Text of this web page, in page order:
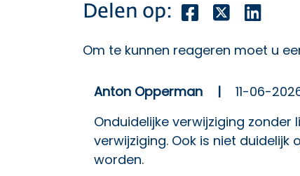
Delen op: Deel dit bericht
Deel ditDeel
Om te kunnen reageren moet u
Anton Opperman |
11-06-
Onduidelijke verwijziging
verwijziging. Ook is niet duidelijk
worden.